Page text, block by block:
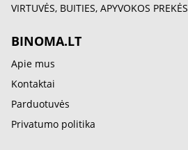
VIRTUVĖS, BUITIES, APYVOKOS PREKĖS
BINOMA.LT
Apie mus
Kontaktai
Parduotuvės
Privatumo politika